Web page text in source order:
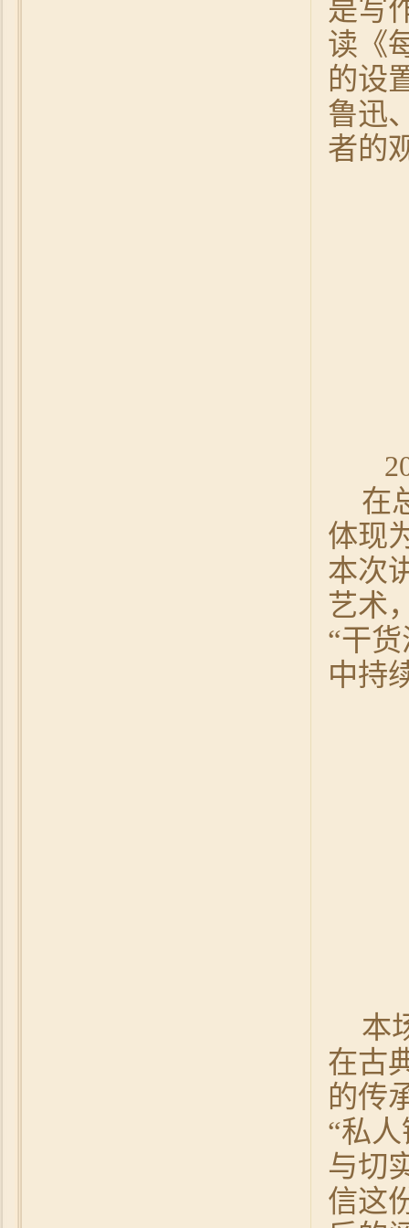
是写
读《
的设
鲁迅
者的
在
体现
本次
艺术
“干
中持
本
在古
的传
“私
与切
信这